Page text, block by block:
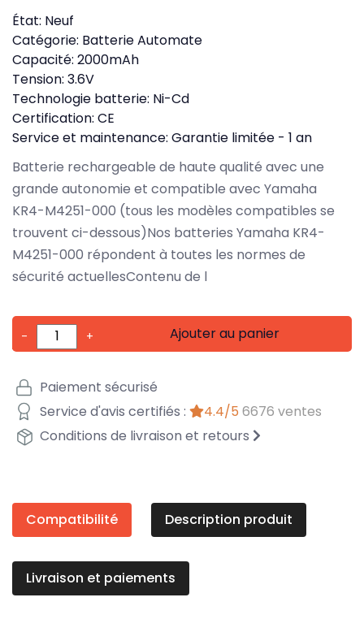
État: Neuf
Catégorie: Batterie Automate
Capacité: 2000mAh
Tension: 3.6V
Technologie batterie: Ni-Cd
Certification: CE
Service et maintenance: Garantie limitée - 1 an
Batterie rechargeable de haute qualité avec une
grande autonomie et compatible avec Yamaha
KR4-M4251-000 (tous les modèles compatibles se
trouvent ci-dessous)Nos batteries Yamaha KR4-
M4251-000 répondent à toutes les normes de
sécurité actuellesContenu de l
- + Ajouter au panier
Paiement sécurisé
Service d'avis certifiés :
4.4/5 6676 ventes
Conditions de livraison et retours
Compatibilité Description produit
Livraison et paiements